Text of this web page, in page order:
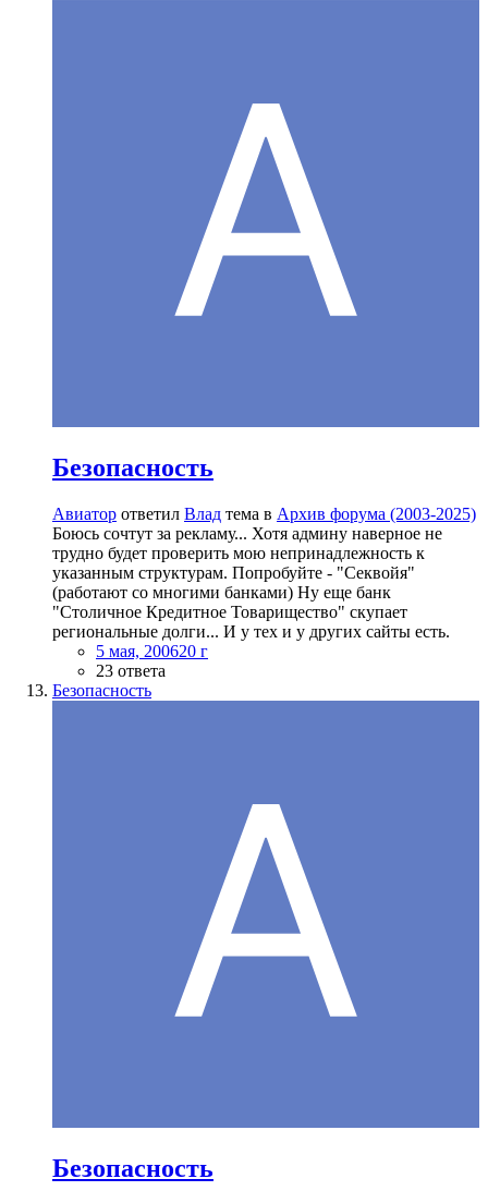
Безопасность
Авиатор ответил Влад тема в Архив форума (2003-2025)
Боюсь сочтут за рекламу... Хотя админу наверное не
трудно будет проверить мою непринадлежность к
указанным структурам. Попробуйте - "Секвойя"
(работают со многими банками) Ну еще банк
"Столичное Кредитное Товарищество" скупает
региональные долги... И у тех и у других сайты есть.
5 мая, 200620 г
23 ответа
Безопасность
Безопасность